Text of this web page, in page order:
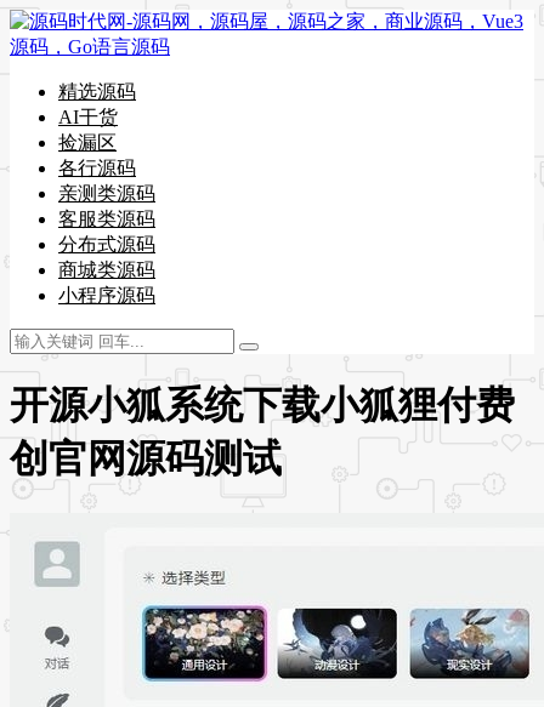
精选源码
AI干货
捡漏区
各行源码
亲测类源码
客服类源码
分布式源码
商城类源码
小程序源码
开源小狐系统下载小狐狸付费
创官网源码测试